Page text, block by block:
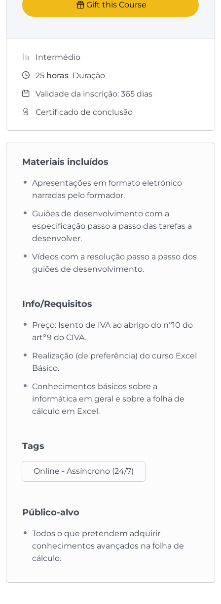
Gift this Course
Intermédio
25 horas Duração
Validade da inscrição: 365 dias
Certificado de conclusão
Materiais incluídos
Apresentações em formato eletrónico
narradas pelo formador.
Guiões de desenvolvimento com a
especificação passo a passo das tarefas a
desenvolver.
Vídeos com a resolução passo a passo dos
guiões de desenvolvimento.
Info/Requisitos
Preço: Isento de IVA ao abrigo do nº10 do
artº9 do CIVA.
Realização (de preferência) do curso Excel
Básico.
Conhecimentos básicos sobre a
informática em geral e sobre a folha de
cálculo em Excel.
Tags
Online - Assíncrono (24/7)
Público-alvo
Todos o que pretendem adquirir
conhecimentos avançados na folha de
cálculo.